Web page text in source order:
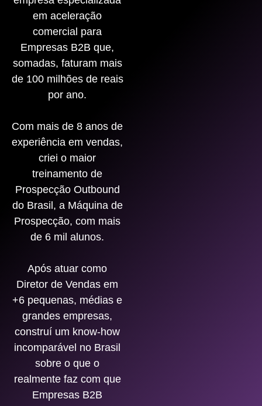
em aceleração
comercial para
Empresas B2B que,
somadas, faturam mais
de 100 milhões de reais
por ano.
Com mais de 8 anos de
experiência em vendas,
criei o maior
treinamento de
Prospecção Outbound
do Brasil, a Máquina de
Prospecção, com mais
de 6 mil alunos.
Após atuar como
Diretor de Vendas em
+6 pequenas, médias e
grandes empresas,
construí um know-how
incomparável no Brasil
sobre o que o
realmente faz com que
Empresas B2B